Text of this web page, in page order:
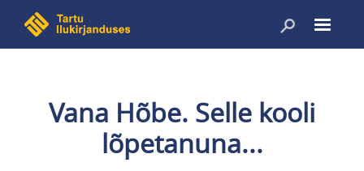
edasi
Vana Hõbe. Selle kooli
lõpetanuna...